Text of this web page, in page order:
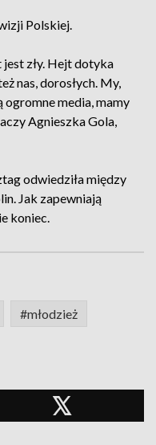
Polskiej.
jest zły. Hejt dotyka
nas, dorosłych. My,
ogromne media, mamy
Agnieszka Gola,
odwiedziła między
Jak zapewniają
koniec.
#młodzież